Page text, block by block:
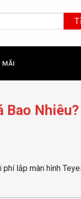
MÃI
Bao Nhiêu?
phí lắp màn hình